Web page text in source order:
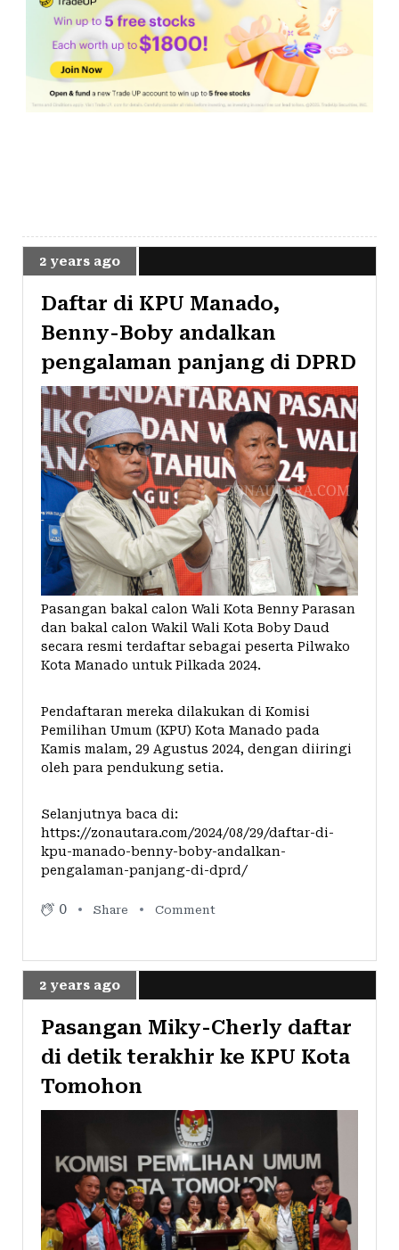
2 years ago
Daftar di KPU Manado,
Benny-Boby andalkan
pengalaman panjang di DPRD
Pasangan bakal calon Wali Kota Benny Parasan
dan bakal calon Wakil Wali Kota Boby Daud
secara resmi terdaftar sebagai peserta Pilwako
Kota Manado untuk Pilkada 2024.
Pendaftaran mereka dilakukan di Komisi
Pemilihan Umum (KPU) Kota Manado pada
Kamis malam, 29 Agustus 2024, dengan diiringi
oleh para pendukung setia.
Selanjutnya baca di:
https://zonautara.com/2024/08/29/daftar-di-
kpu-manado-benny-boby-andalkan-
pengalaman-panjang-di-dprd/
0 Share Comment
2 years ago
Pasangan Miky-Cherly daftar
di detik terakhir ke KPU Kota
Tomohon